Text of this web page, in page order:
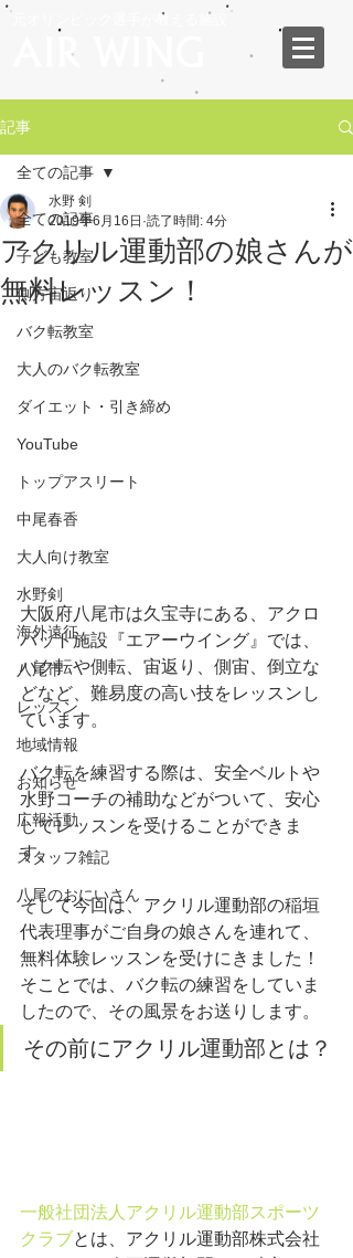
元オリンピック選手が教える施設
記事
全ての記事
子ども教室
側方宙返り
バク転教室
大人のバク転教室
ダイエット・引き締め
YouTube
トップアスリート
中尾春香
大人向け教室
水野剣
海外遠征
八尾市
レッスン
地域情報
お知らせ
広報活動
スタッフ雑記
八尾のおにいさん
全ての記事
アクリル運動部の娘さんが
無料レッスン！
水野 剣
2019年6月16日 読了時間: 4分
大阪府八尾市は久宝寺にある、アクロ
バット施設『エアーウイング』では、
バク転や側転、宙返り、側宙、倒立な
どなど、難易度の高い技をレッスンし
ています。
バク転を練習する際は、安全ベルトや
水野コーチの補助などがついて、安心
してレッスンを受けることができま
す。
そして今回は、アクリル運動部の稲垣
代表理事がご自身の娘さんを連れて、
無料体験レッスンを受けにきました！
そことでは、バク転の練習をしていま
したので、その風景をお送りします。
その前にアクリル運動部とは？
一般社団法人アクリル運動部スポーツ
クラブとは、アクリル運動部株式会社